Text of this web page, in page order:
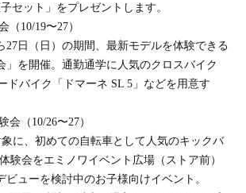
セット」をプレゼントします。
10/19〜27）
27日（日）の期間、最新モデルを体験できる
」を開催。通勤通学に人気のクロスバイク
ドバイク「ドマーネ SL 5」などを用意す
（10/26〜27）
に、初めての自転車として人気のキックバ
験会をエミノワイベント広場（ストア前）
ビューを検討中のお子様向けイベント。